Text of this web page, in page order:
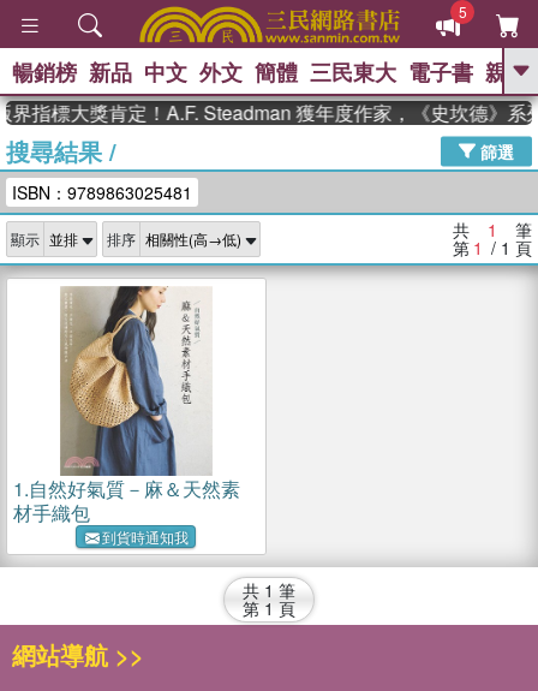
5
GO
高希均教授回憶錄
、 The Odyssey 、 父親節 、 如果歷
獎 臺灣漫遊錄 、 方念華 、 台灣的李
登輝時代
數學女孩：黎曼猜想 、
偉大的迷走神經
暢銷榜 新品 中文 外文 簡體 三民東大 電子書 親子
指標大獎肯定！A.F. Steadman 獲年度作家，《史坎德》系
搜尋結果/
篩選
ISBN：9789863025481
顯示 排序 共 1 筆
第 1 / 1 頁
1.自然好氣質－麻＆天然素
材手織包
到貨時通知我
共 1 筆
第 1 頁
網站導航 >>